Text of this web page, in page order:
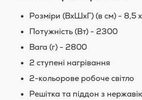
Розміри (ВхШхГ) (в см) - 8,5
Потужність (Вт) - 2300
Вага (г) - 2800
2 ступені нагрівання
2-кольорове робоче світло
Решітка та піддон з